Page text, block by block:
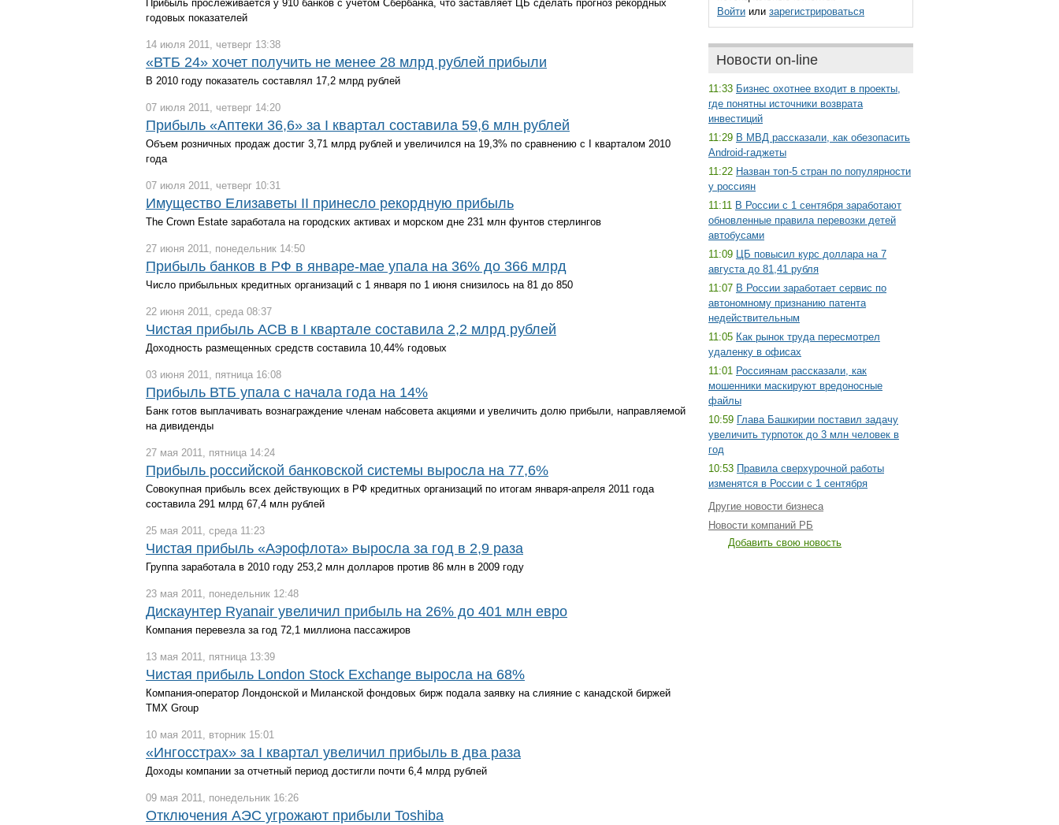
Прибыль прослеживается у 910 банков с учетом Сбербанка, что заставляет ЦБ сделать прогноз рекордных
годовых показателей
14 июля 2011, четверг 13:38
«ВТБ 24» хочет получить не менее 28 млрд рублей прибыли
В 2010 году показатель составлял 17,2 млрд рублей
07 июля 2011, четверг 14:20
Прибыль «Аптеки 36,6» за I квартал составила 59,6 млн рублей
Объем розничных продаж достиг 3,71 млрд рублей и увеличился на 19,3% по сравнению с I кварталом 2010
года
07 июля 2011, четверг 10:31
Имущество Елизаветы II принесло рекордную прибыль
The Crown Estate заработала на городских активах и морском дне 231 млн фунтов стерлингов
27 июня 2011, понедельник 14:50
Прибыль банков в РФ в январе-мае упала на 36% до 366 млрд
Число прибыльных кредитных организаций с 1 января по 1 июня снизилось на 81 до 850
22 июня 2011, среда 08:37
Чистая прибыль АСВ в I квартале составила 2,2 млрд рублей
Доходность размещенных средств составила 10,44% годовых
03 июня 2011, пятница 16:08
Прибыль ВТБ упала с начала года на 14%
Банк готов выплачивать вознаграждение членам набсовета акциями и увеличить долю прибыли, направляемой
на дивиденды
27 мая 2011, пятница 14:24
Прибыль российской банковской системы выросла на 77,6%
Совокупная прибыль всех действующих в РФ кредитных организаций по итогам января-апреля 2011 года
составила 291 млрд 67,4 млн рублей
25 мая 2011, среда 11:23
Чистая прибыль «Аэрофлота» выросла за год в 2,9 раза
Группа заработала в 2010 году 253,2 млн долларов против 86 млн в 2009 году
23 мая 2011, понедельник 12:48
Дискаунтер Ryanair увеличил прибыль на 26% до 401 млн евро
Компания перевезла за год 72,1 миллиона пассажиров
13 мая 2011, пятница 13:39
Чистая прибыль London Stock Exchange выросла на 68%
Компания-оператор Лондонской и Миланской фондовых бирж подала заявку на слияние с канадской биржей
TMX Group
10 мая 2011, вторник 15:01
«Ингосстрах» за I квартал увеличил прибыль в два раза
Доходы компании за отчетный период достигли почти 6,4 млрд рублей
09 мая 2011, понедельник 16:26
Отключения АЭС угрожают прибыли Toshiba
Войти или зарегистрироваться
Новости on-line
11:33 Бизнес охотнее входит в проекты,
где понятны источники возврата
инвестиций
11:29 В МВД рассказали, как обезопасить
Android-гаджеты
11:22 Назван топ-5 стран по популярности
у россиян
11:11 В России с 1 сентября заработают
обновленные правила перевозки детей
автобусами
11:09 ЦБ повысил курс доллара на 7
августа до 81,41 рубля
11:07 В России заработает сервис по
автономному признанию патента
недействительным
11:05 Как рынок труда пересмотрел
удаленку в офисах
11:01 Россиянам рассказали, как
мошенники маскируют вредоносные
файлы
10:59 Глава Башкирии поставил задачу
увеличить турпоток до 3 млн человек в
год
10:53 Правила сверхурочной работы
изменятся в России с 1 сентября
Другие новости бизнеса
Новости компаний РБ
Добавить свою новость